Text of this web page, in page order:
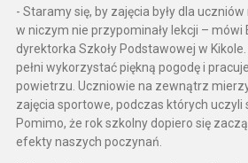
- Staramy się, by zajęcia były dla
w niczym nie przypominały lekcji – mówi
dyrektorka Szkoły Podstawowej w
pełni wykorzystać piękną pogodę i
powietrzu. Uczniowie na zewnątrz
zajęcia sportowe, podczas których uczyli
Pomimo, że rok szkolny dopiero się
efekty naszych poczynań.